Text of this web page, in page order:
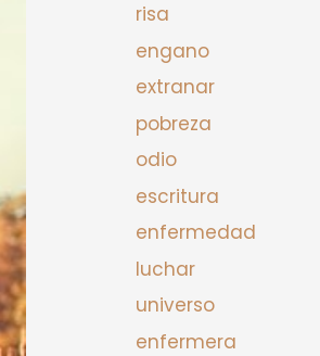
risa
engano
extranar
pobreza
odio
escritura
enfermedad
luchar
universo
enfermera